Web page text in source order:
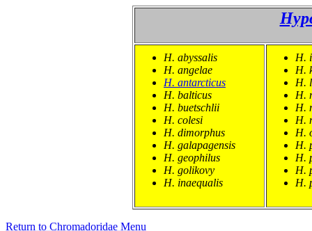
H. abyssalis
H. angelae
H. antarcticus
H. balticus
H. buetschlii
H. colesi
H. dimorphus
H. galapagensis
H. geophilus
H. golikovy
H. inaequalis
H.
H.
H.
H.
H.
H.
H.
H.
H.
H.
H.
Return to Chromadoridae Menu